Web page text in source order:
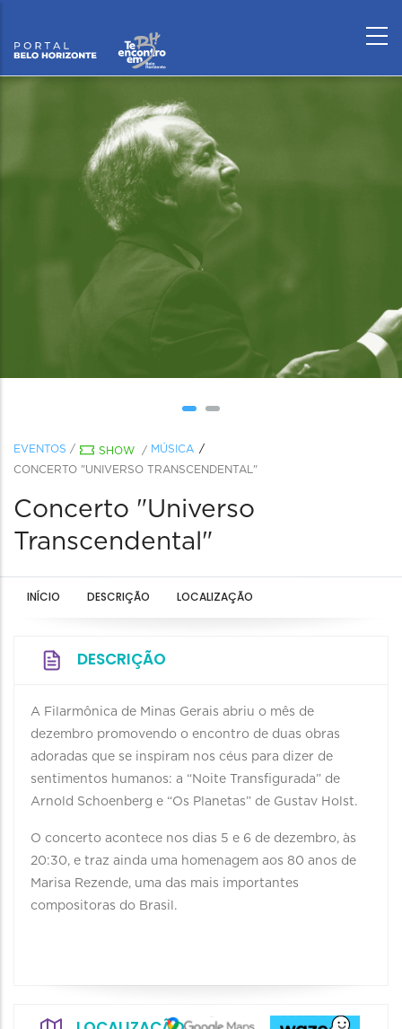
EVENTOS / SHOW / MÚSICA
CONCERTO "UNIVERSO TRANSCENDENTAL"
Concerto "Universo
Transcendental"
INÍCIO DESCRIÇÃO LOCALIZAÇÃO
DESCRIÇÃO
A Filarmônica de Minas Gerais abriu o mês de
dezembro promovendo o encontro de duas obras
adoradas que se inspiram nos céus para dizer de
sentimentos humanos: a “Noite Transfigurada” de
Arnold Schoenberg e “Os Planetas” de Gustav Holst.
O concerto acontece nos dias 5 e 6 de dezembro, às
20:30, e traz ainda uma homenagem aos 80 anos de
Marisa Rezende, uma das mais importantes
compositoras do Brasil.